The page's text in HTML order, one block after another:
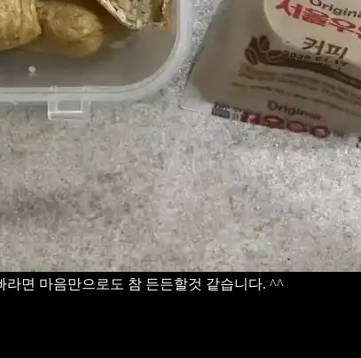
라면 마음만으로도 참 든든할것 같습니다. ^^